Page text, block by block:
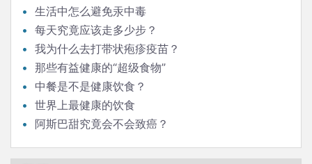
生活中怎么避免汞中毒
每天究竟应该走多少步？
我为什么去打带状疱疹疫苗？
那些有益健康的“超级食物”
中餐是不是健康饮食？
世界上最健康的饮食
阿斯巴甜究竟会不会致癌？